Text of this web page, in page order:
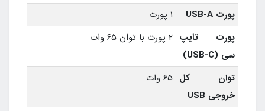
پورت USB-A
۱ پورت
پورت تایپ
سی (USB-C)
۲ پورت با توان ۶۵ وات
توان کل
خروجی USB
۶۵ وات